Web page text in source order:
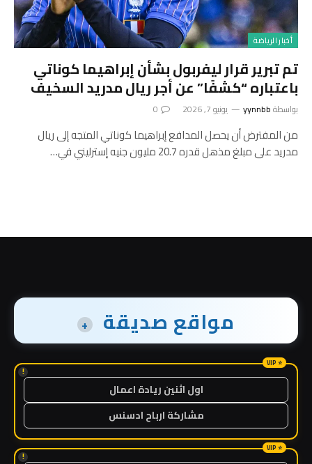
أخبار الرياضة
تم تبرير قرار ليفربول بشأن إبراهيما كوناتي
باعتباره “كشفًا” عن أجر ريال مدريد السخيف
بواسطةyynnbb يونيو 7, 2026 0
من المفترض أن يحصل المدافع إبراهيما كوناتي المتجه إلى ريال
مدريد على مبلغ مذهل قدره 20.7 مليون جنيه إسترليني في…
مواقع صديقة +
!
اول اثنين ريادة اعمال
مشاركة ارباح ادسنس
!